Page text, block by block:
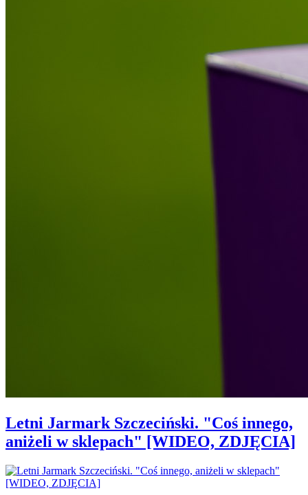
Letni Jarmark Szczeciński. "Coś innego,
aniżeli w sklepach" [WIDEO, ZDJĘCIA]